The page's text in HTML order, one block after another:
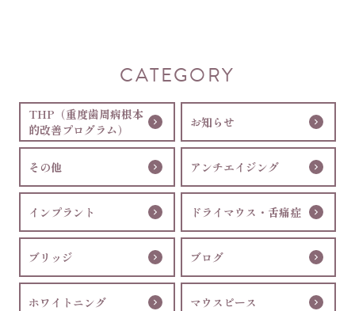
CATEGORY
THP（重度歯周病根本
的改善プログラム）
お知らせ
その他 アンチエイジング
インプラント ドライマウス・舌痛症
ブリッジ ブログ
ホワイトニング マウスピース